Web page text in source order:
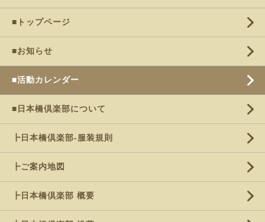
■トップページ
■お知らせ
■活動カレンダー
■日本橋倶楽部について
┣日本橋倶楽部-服装規則
┣ご案内地図
┣日本橋倶楽部 概要